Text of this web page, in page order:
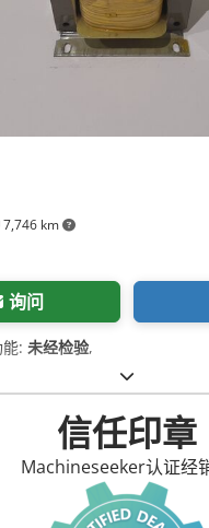
7,746 km
询问
: 未经检验,
信任印章
Machineseeker认证经